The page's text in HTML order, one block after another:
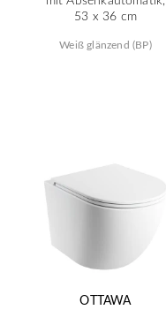
53 x 36 cm
Weiß glänzend (BP)
OTTAWA